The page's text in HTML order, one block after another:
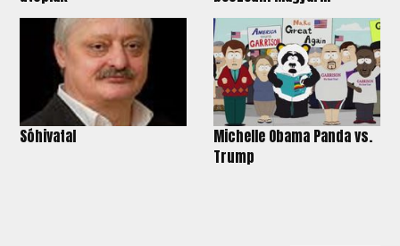
Sóhivatal
Michelle Obama Panda vs.
Trump